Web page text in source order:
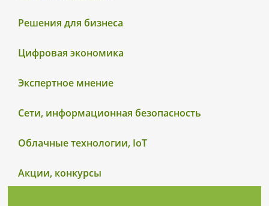
Решения для бизнеса
Цифровая экономика
Экспертное мнение
Сети, информационная безопасность
Облачные технологии, IoT
Акции, конкурсы